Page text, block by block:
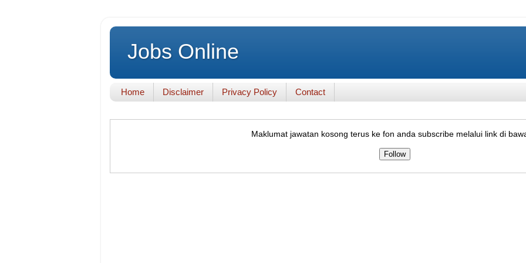
Jobs Online
Home Disclaimer Privacy Policy Contact
Maklumat jawatan kosong terus ke fon anda subscribe melalui link di